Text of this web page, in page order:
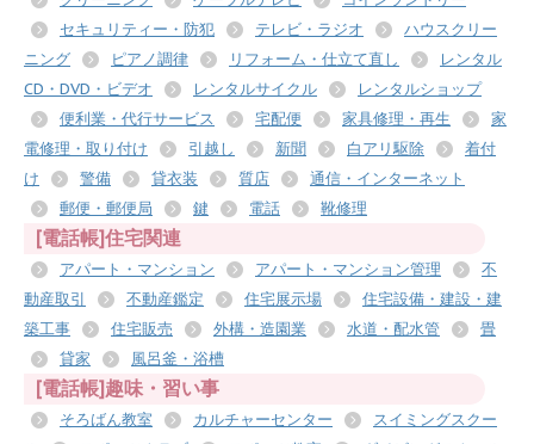
セキュリティー・防犯
テレビ・ラジオ
ハウスクリー
ニング
ピアノ調律 リフォーム・仕立て直し
レンタル
CD・DVD・ビデオ
レンタルサイクル
レンタルショップ
便利業・代行サービス
宅配便 家具修理・再生
家
電修理・取り付け
引越し 新聞 白アリ駆除
着付
け
警備 貸衣装 質店
通信・インターネット
郵便・郵便局
鍵 電話 靴修理
[電話帳]住宅関連
アパート・マンション アパート・マンション管理
不
動産取引
不動産鑑定 住宅展示場
住宅設備・建設・建
築工事
住宅販売 外構・造園業 水道・配水管
畳
貸家
風呂釜・浴槽
[電話帳]趣味・習い事
そろばん教室 カルチャーセンター
スイミングスクー